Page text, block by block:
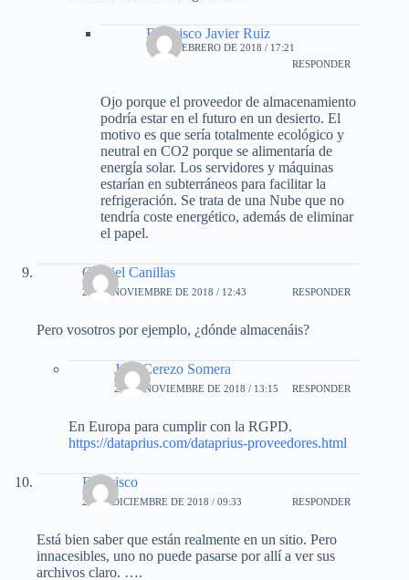
Francisco Javier Ruiz
15 DE FEBRERO DE 2018 / 17:21
RESPONDER
Ojo porque el proveedor de almacenamiento
podría estar en el futuro en un desierto. El
motivo es que sería totalmente ecológico y
neutral en CO2 porque se alimentaría de
energía solar. Los servidores y máquinas
estarían en subterráneos para facilitar la
refrigeración. Se trata de una Nube que no
tendría coste energético, además de eliminar
el papel.
Gabriel Canillas
26 DE NOVIEMBRE DE 2018 / 12:43 RESPONDER
Pero vosotros por ejemplo, ¿dónde almacenáis?
José Cerezo Somera
26 DE NOVIEMBRE DE 2018 / 13:15 RESPONDER
En Europa para cumplir con la RGPD.
https://dataprius.com/dataprius-proveedores.html
Francisco
23 DE DICIEMBRE DE 2018 / 09:33 RESPONDER
Está bien saber que están realmente en un sitio. Pero
innacesibles, uno no puede pasarse por allí a ver sus
archivos claro. ….